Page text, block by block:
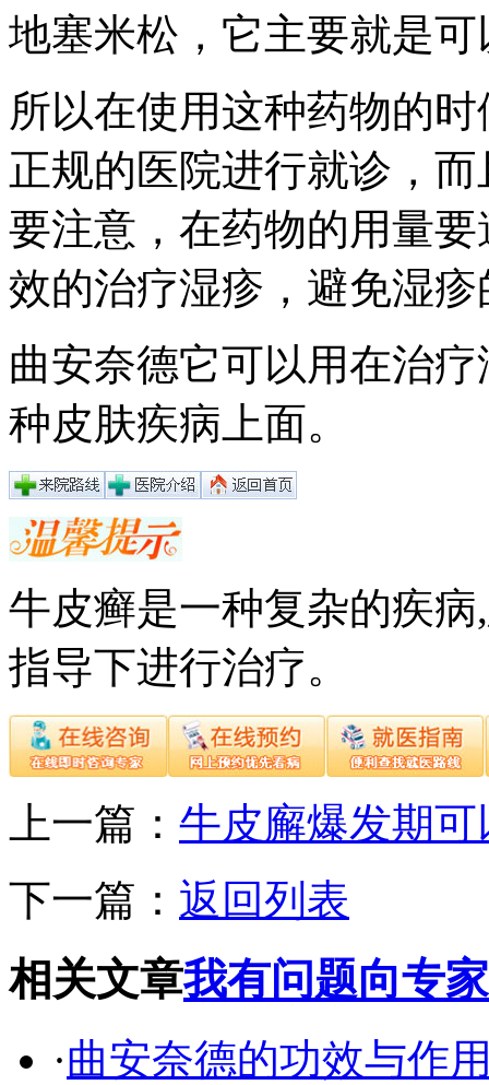
地塞米松，它主要就是
所以在使用这种药物的
正规的医院进行就诊，
要注意，在药物的用量
效的治疗湿疹，避免湿
曲安奈德它可以用在治
种皮肤疾病上面。
牛皮癣是一种复杂的疾
指导下进行治疗。
上一篇： 牛皮廨爆发期
下一篇： 返回列表
相关文章我有问题向专
·曲安奈德的功效与作